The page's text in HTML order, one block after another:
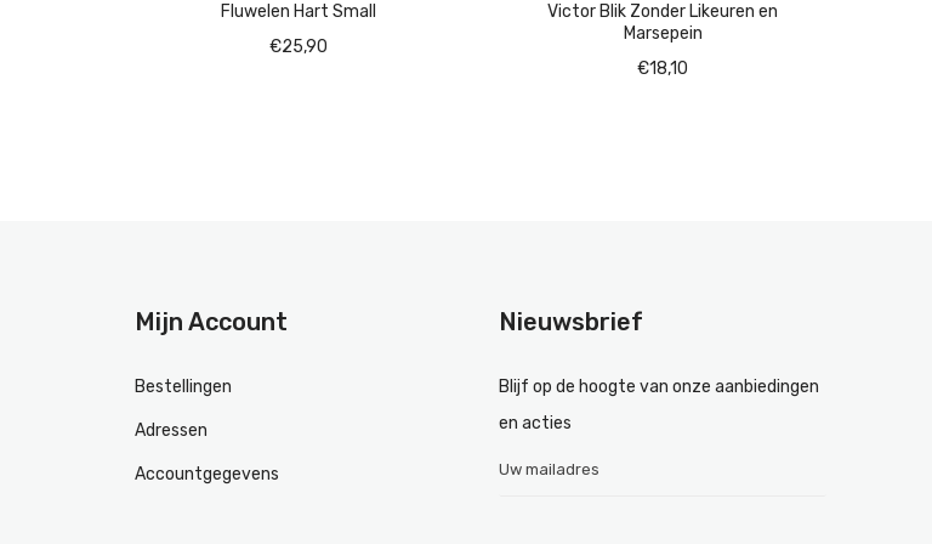
Fluwelen Hart Small
€25,90
Victor Blik Zonder Likeuren en
Marsepein
€18,10
Mijn Account
Bestellingen
Adressen
Accountgegevens
Nieuwsbrief
Blijf op de hoogte van onze aanbiedingen
en acties